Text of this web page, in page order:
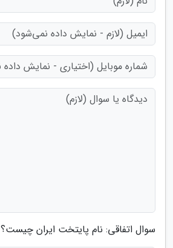
سوال اتفاقی: نام پایتخت ایران چیست؟